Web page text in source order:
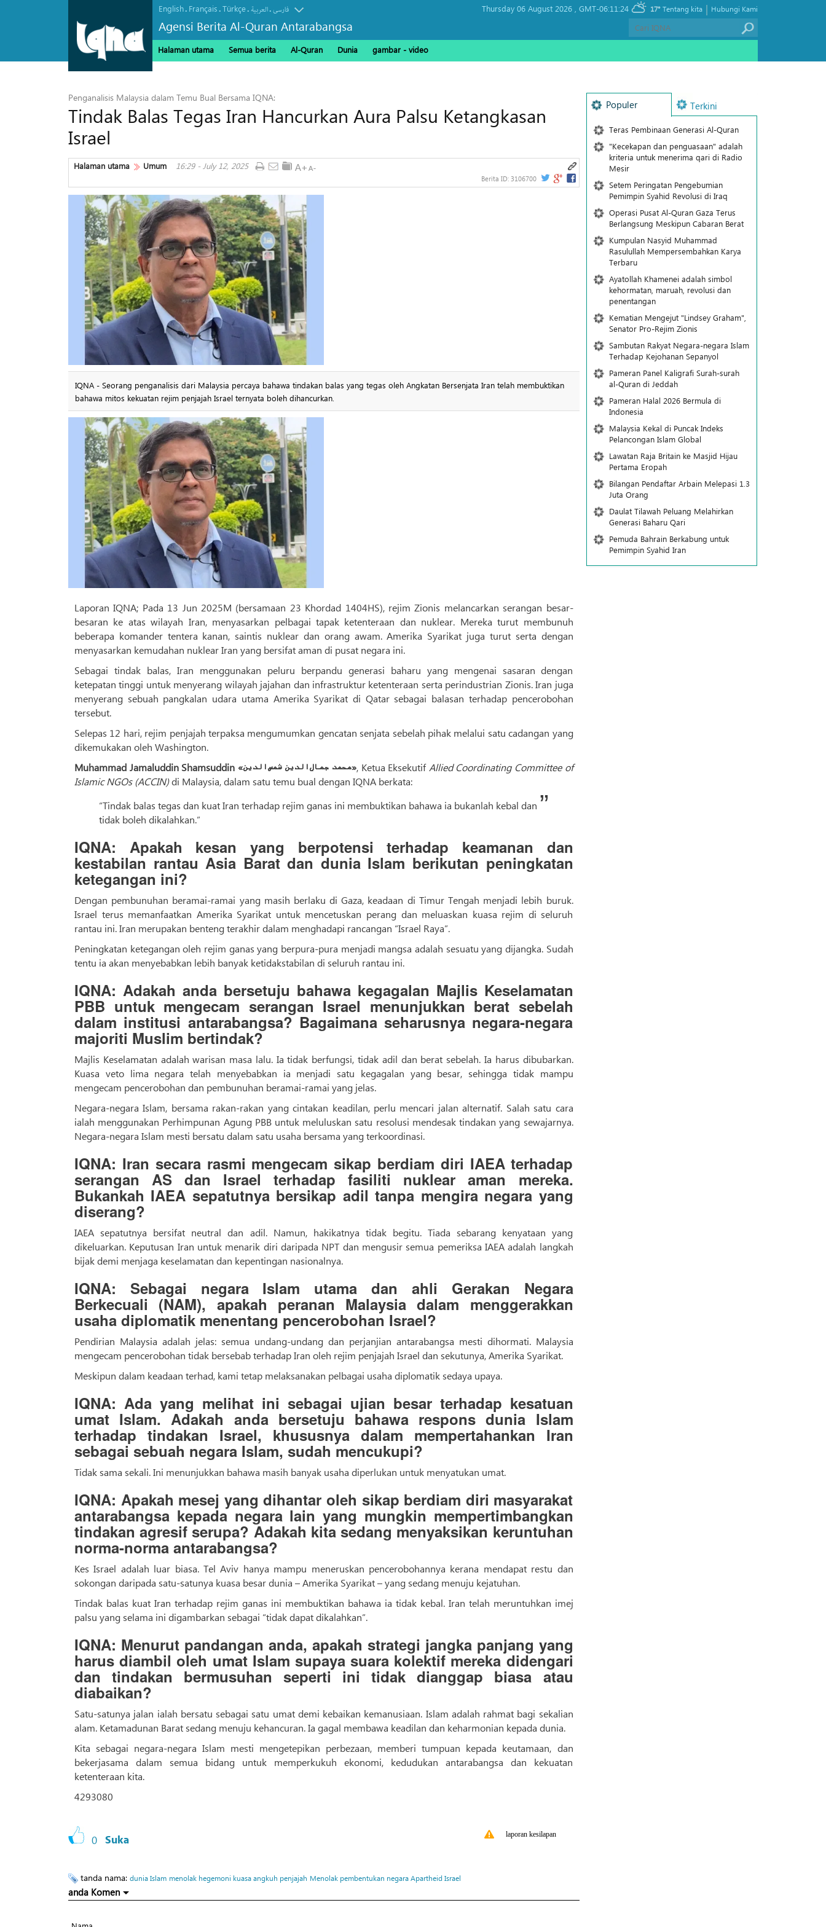
English. Français.Türkçe. العربیة.فارسی
Agensi Berita Al-Quran Antarabangsa
Thursday 06 August 2026 , GMT-06:11:24 17° Hubungi Kami
|
Tentang kita
Halaman utama Semua berita Al-Quran Dunia gambar - video
Penganalisis Malaysia dalam Temu Bual Bersama IQNA:
Tindak Balas Tegas Iran Hancurkan Aura Palsu Ketangkasan
Israel
Halaman utama Umum 16:29 - July 12, 2025
Berita ID: 3106700
IQNA - Seorang penganalisis dari Malaysia percaya bahawa tindakan balas yang tegas oleh Angkatan Bersenjata Iran telah membuktikan
bahawa mitos kekuatan rejim penjajah Israel ternyata boleh dihancurkan.
Laporan IQNA; Pada 13 Jun 2025M (bersamaan 23 Khordad 1404HS), rejim Zionis melancarkan serangan besar-
besaran ke atas wilayah Iran, menyasarkan pelbagai tapak ketenteraan dan nuklear. Mereka turut membunuh
beberapa komander tentera kanan, saintis nuklear dan orang awam. Amerika Syarikat juga turut serta dengan
menyasarkan kemudahan nuklear Iran yang bersifat aman di pusat negara ini.
Sebagai tindak balas, Iran menggunakan peluru berpandu generasi baharu yang mengenai sasaran dengan
ketepatan tinggi untuk menyerang wilayah jajahan dan infrastruktur ketenteraan serta perindustrian Zionis. Iran juga
menyerang sebuah pangkalan udara utama Amerika Syarikat di Qatar sebagai balasan terhadap pencerobohan
tersebut.
Selepas 12 hari, rejim penjajah terpaksa mengumumkan gencatan senjata sebelah pihak melalui satu cadangan yang
dikemukakan oleh Washington.
Muhammad Jamaluddin Shamsuddin «محمد جمال‌الدین شمس‌الدین», Ketua Eksekutif Allied Coordinating Committee of
Islamic NGOs (ACCIN)di Malaysia, dalam satu temu bual dengan IQNA berkata:
“Tindak balas tegas dan kuat Iran terhadap rejim ganas ini membuktikan bahawa ia bukanlah kebal dan
tidak boleh dikalahkan.”
IQNA: Apakah kesan yang berpotensi terhadap keamanan dan
kestabilan rantau Asia Barat dan dunia Islam berikutan peningkatan
ketegangan ini?
Dengan pembunuhan beramai-ramai yang masih berlaku di Gaza, keadaan di Timur Tengah menjadi lebih buruk.
Israel terus memanfaatkan Amerika Syarikat untuk mencetuskan perang dan meluaskan kuasa rejim di seluruh
rantau ini. Iran merupakan benteng terakhir dalam menghadapi rancangan “Israel Raya”.
Peningkatan ketegangan oleh rejim ganas yang berpura-pura menjadi mangsa adalah sesuatu yang dijangka. Sudah
tentu ia akan menyebabkan lebih banyak ketidakstabilan di seluruh rantau ini.
IQNA: Adakah anda bersetuju bahawa kegagalan Majlis Keselamatan
PBB untuk mengecam serangan Israel menunjukkan berat sebelah
dalam institusi antarabangsa? Bagaimana seharusnya negara-negara
majoriti Muslim bertindak?
Majlis Keselamatan adalah warisan masa lalu. Ia tidak berfungsi, tidak adil dan berat sebelah. Ia harus dibubarkan.
Kuasa veto lima negara telah menyebabkan ia menjadi satu kegagalan yang besar, sehingga tidak mampu
mengecam pencerobohan dan pembunuhan beramai-ramai yang jelas.
Negara-negara Islam, bersama rakan-rakan yang cintakan keadilan, perlu mencari jalan alternatif. Salah satu cara
ialah menggunakan Perhimpunan Agung PBB untuk meluluskan satu resolusi mendesak tindakan yang sewajarnya.
Negara-negara Islam mesti bersatu dalam satu usaha bersama yang terkoordinasi.
IQNA: Iran secara rasmi mengecam sikap berdiam diri IAEA terhadap
serangan AS dan Israel terhadap fasiliti nuklear aman mereka.
Bukankah IAEA sepatutnya bersikap adil tanpa mengira negara yang
diserang?
IAEA sepatutnya bersifat neutral dan adil. Namun, hakikatnya tidak begitu. Tiada sebarang kenyataan yang
dikeluarkan. Keputusan Iran untuk menarik diri daripada NPT dan mengusir semua pemeriksa IAEA adalah langkah
bijak demi menjaga keselamatan dan kepentingan nasionalnya.
IQNA: Sebagai negara Islam utama dan ahli Gerakan Negara
Berkecuali (NAM), apakah peranan Malaysia dalam menggerakkan
usaha diplomatik menentang pencerobohan Israel?
Pendirian Malaysia adalah jelas: semua undang-undang dan perjanjian antarabangsa mesti dihormati. Malaysia
mengecam pencerobohan tidak bersebab terhadap Iran oleh rejim penjajah Israel dan sekutunya, Amerika Syarikat.
Meskipun dalam keadaan terhad, kami tetap melaksanakan pelbagai usaha diplomatik sedaya upaya.
IQNA: Ada yang melihat ini sebagai ujian besar terhadap kesatuan
umat Islam. Adakah anda bersetuju bahawa respons dunia Islam
terhadap tindakan Israel, khususnya dalam mempertahankan Iran
sebagai sebuah negara Islam, sudah mencukupi?
Tidak sama sekali. Ini menunjukkan bahawa masih banyak usaha diperlukan untuk menyatukan umat.
IQNA: Apakah mesej yang dihantar oleh sikap berdiam diri masyarakat
antarabangsa kepada negara lain yang mungkin mempertimbangkan
tindakan agresif serupa? Adakah kita sedang menyaksikan keruntuhan
norma-norma antarabangsa?
Kes Israel adalah luar biasa. Tel Aviv hanya mampu meneruskan pencerobohannya kerana mendapat restu dan
sokongan daripada satu-satunya kuasa besar dunia – Amerika Syarikat – yang sedang menuju kejatuhan.
Tindak balas kuat Iran terhadap rejim ganas ini membuktikan bahawa ia tidak kebal. Iran telah meruntuhkan imej
palsu yang selama ini digambarkan sebagai “tidak dapat dikalahkan”.
IQNA: Menurut pandangan anda, apakah strategi jangka panjang yang
harus diambil oleh umat Islam supaya suara kolektif mereka didengari
dan tindakan bermusuhan seperti ini tidak dianggap biasa atau
diabaikan?
Satu-satunya jalan ialah bersatu sebagai satu umat demi kebaikan kemanusiaan. Islam adalah rahmat bagi sekalian
alam. Ketamadunan Barat sedang menuju kehancuran. Ia gagal membawa keadilan dan keharmonian kepada dunia.
Kita sebagai negara-negara Islam mesti mengetepikan perbezaan, memberi tumpuan kepada keutamaan, dan
bekerjasama dalam semua bidang untuk memperkukuh ekonomi, kedudukan antarabangsa dan kekuatan
ketenteraan kita.
4293080
0 Suka laporan kesilapan
tanda nama: dunia Islam menolak hegemoni kuasa angkuh penjajah Menolak pembentukan negara Apartheid Israel
anda Komen
Populer Terkini
Teras Pembinaan Generasi Al-Quran
"Kecekapan dan penguasaan" adalah
kriteria untuk menerima qari di Radio
Mesir
Setem Peringatan Pengebumian
Pemimpin Syahid Revolusi di Iraq
Operasi Pusat Al-Quran Gaza Terus
Berlangsung Meskipun Cabaran Berat
Kumpulan Nasyid Muhammad
Rasulullah Mempersembahkan Karya
Terbaru
Ayatollah Khamenei adalah simbol
kehormatan, maruah, revolusi dan
penentangan
Kematian Mengejut "Lindsey Graham",
Senator Pro-Rejim Zionis
Sambutan Rakyat Negara-negara Islam
Terhadap Kejohanan Sepanyol
Pameran Panel Kaligrafi Surah-surah
al-Quran di Jeddah
Pameran Halal 2026 Bermula di
Indonesia
Malaysia Kekal di Puncak Indeks
Pelancongan Islam Global
Lawatan Raja Britain ke Masjid Hijau
Pertama Eropah
Bilangan Pendaftar Arbain Melepasi 1.3
Juta Orang
Daulat Tilawah Peluang Melahirkan
Generasi Baharu Qari
Pemuda Bahrain Berkabung untuk
Pemimpin Syahid Iran